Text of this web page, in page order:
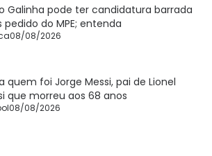
Galinha pode ter candidatura barrada
pedido do MPE; entenda
08/08/2026
quem foi Jorge Messi, pai de Lionel
que morreu aos 68 anos
08/08/2026